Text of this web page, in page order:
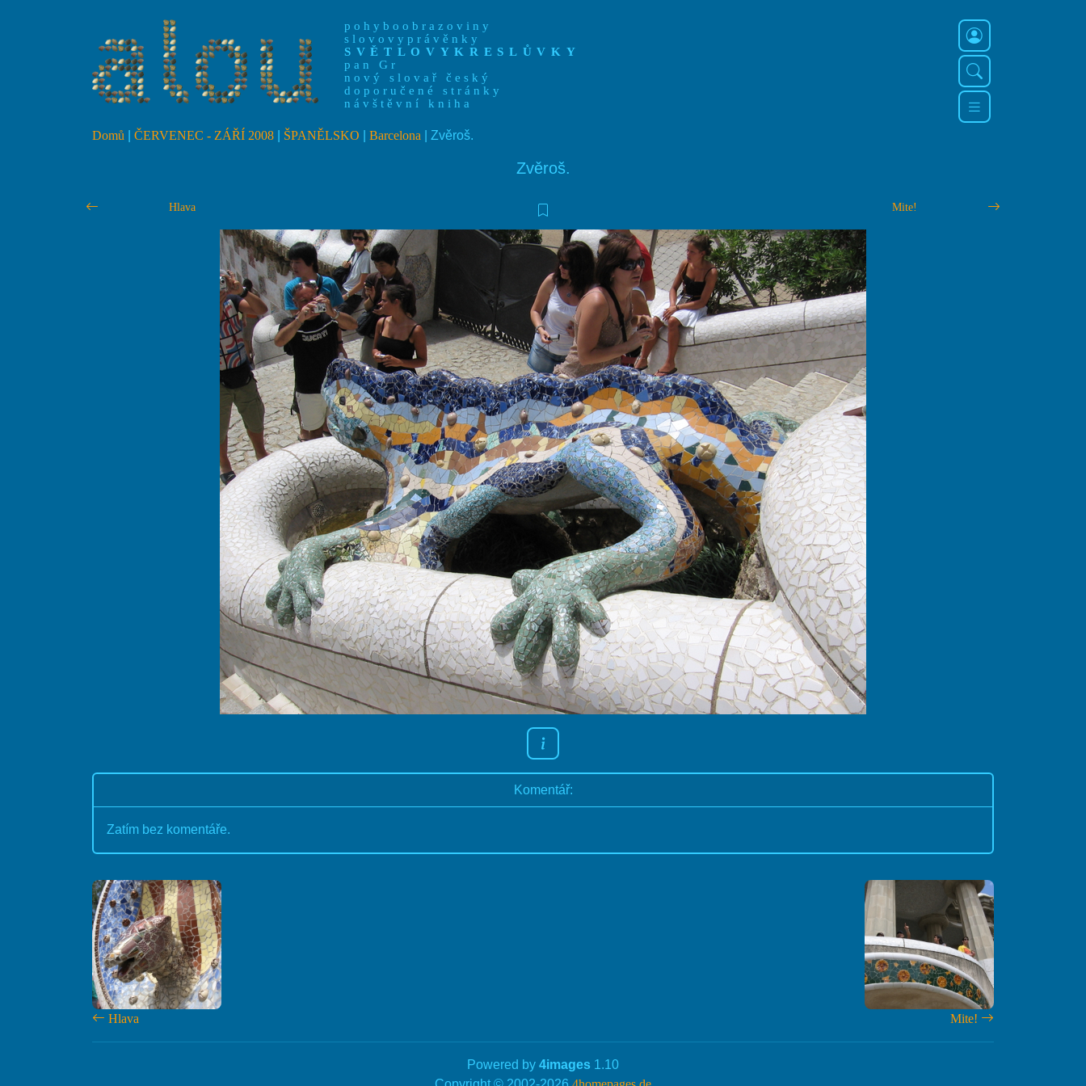
pohyboobrazoviny
slovovyprávěnky
SVĚTLOVYKRESLŮVKY
pan Gr
nový slovař český
doporučené stránky
návštěvní kniha
Domů ČERVENEC - ZÁŘÍ 2008 ŠPANĚLSKO Barcelona | Zvěroš.
Zvěroš.
Hlava Mite!
Komentář:
Zatím bez komentáře.
Hlava Mite!
Powered by 4images 1.10